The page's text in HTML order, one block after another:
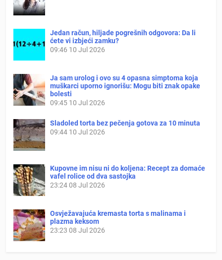
Jedan račun, hiljade pogrešnih odgovora: Da li
ćete vi izbjeći zamku?
09:46 10 Jul 2026
Ja sam urolog i ovo su 4 opasna simptoma koja
muškarci uporno ignorišu: Mogu biti znak opake
bolesti
09:45 10 Jul 2026
Sladoled torta bez pečenja gotova za 10 minuta
09:44 10 Jul 2026
Kupovne im nisu ni do koljena: Recept za domaće
vafel rolice od dva sastojka
23:2408 Jul 2026
Osvježavajuća kremasta torta s malinama i
plazma keksom
23:23 08 Jul 2026